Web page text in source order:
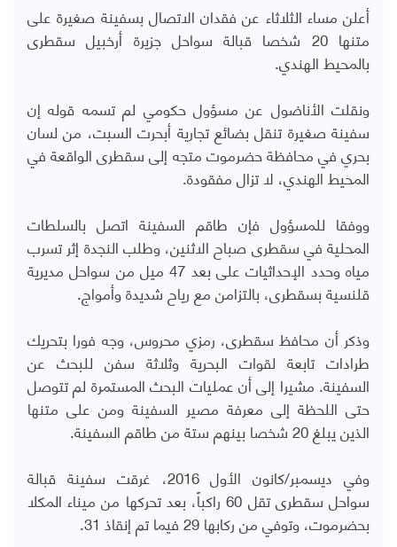
أعلن مساء الثلاثاء عن فقدان الاتصال بسفينة صغيرة على
متنها 20 شخصا قبالة سواحل جزيرة أرخبيل سقطرى
بالمحيط الهندي.
ونقلت الأناضول عن مسؤول حكومي لم تسمه قوله إن
سفينة صغيرة تنقل بضائع تجارية أبحرت السبت، من لسان
بحري في محافظة حضرموت متجه إلى سقطرى الواقعة في
المحيط الهندي، لا تزال مفقودة.
ووفقا للمسؤول فإن طاقم السفينة اتصل بالسلطات
المحلية في سقطرى صباح الاثنين، وطلب النجدة إثر تسرب
مياه وحدد الإحداثيات على بعد 47 ميل من سواحل مديرية
قلنسية بسقطرى، بالتزامن مع رياح شديدة وأمواج.
وذكر أن محافظ سقطرى، رمزي محروس، وجه فورا بتحريك
طرادات تابعة لقوات البحرية وثلاثة سفن للبحث عن
السفينة. مشيرا إلى أن عمليات البحث المستمرة لم تتوصل
حتى اللحظة إلى معرفة مصير السفينة ومن على متنها
الذين يبلغ 20 شخصا بينهم ستة من طاقم السفينة.
وفي ديسمبر/كانون الأول 2016، غرقت سفينة قبالة
سواحل سقطرى تقل 60 راكباً، بعد تحركها من ميناء المكلا
بحضرموت، وتوفي من ركابها 29 فيما تم إنقاذ 31.